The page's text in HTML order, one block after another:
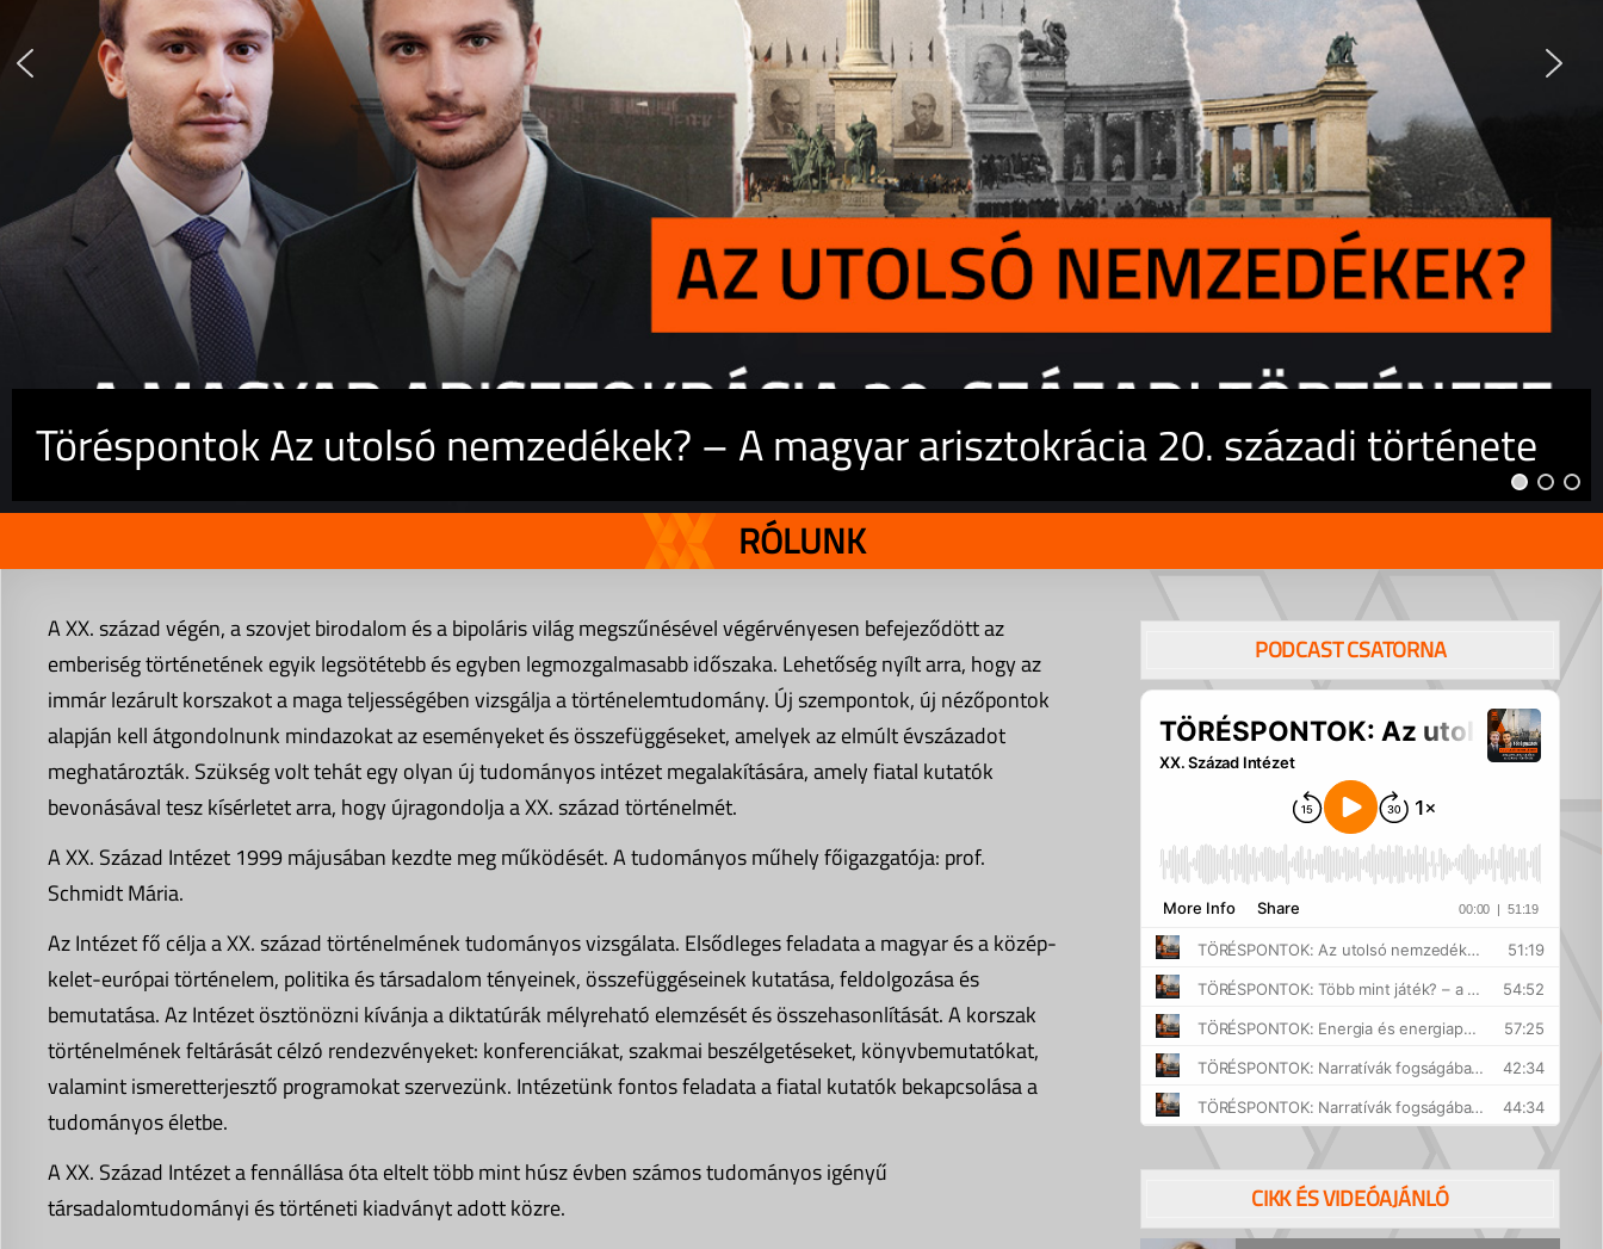
Töréspontok Az utolsó nemzedékek? – A magyar arisztokrácia 20. századi története
RÓLUNK
A XX. század végén, a szovjet birodalom és a bipoláris világ megszűnésével végérvényesen befejeződött az
emberiség történetének egyik legsötétebb és egyben legmozgalmasabb időszaka. Lehetőség nyílt arra, hogy az
immár lezárult korszakot a maga teljességében vizsgálja a történelemtudomány. Új szempontok, új nézőpontok
alapján kell átgondolnunk mindazokat az eseményeket és összefüggéseket, amelyek az elmúlt évszázadot
meghatározták. Szükség volt tehát egy olyan új tudományos intézet megalakítására, amely fiatal kutatók
bevonásával tesz kísérletet arra, hogy újragondolja a XX. század történelmét.
A XX. Század Intézet 1999 májusában kezdte meg működését. A tudományos műhely főigazgatója: prof.
Schmidt Mária.
Az Intézet fő célja a XX. század történelmének tudományos vizsgálata. Elsődleges feladata a magyar és a közép-
kelet-európai történelem, politika és társadalom tényeinek, összefüggéseinek kutatása, feldolgozása és
bemutatása. Az Intézet ösztönözni kívánja a diktatúrák mélyreható elemzését és összehasonlítását. A korszak
történelmének feltárását célzó rendezvényeket: konferenciákat, szakmai beszélgetéseket, könyvbemutatókat,
valamint ismeretterjesztő programokat szervezünk. Intézetünk fontos feladata a fiatal kutatók bekapcsolása a
tudományos életbe.
A XX. Század Intézet a fennállása óta eltelt több mint húsz évben számos tudományos igényű
társadalomtudományi és történeti kiadványt adott közre.
PODCAST CSATORNA
CIKK ÉS VIDEÓAJÁNLÓ